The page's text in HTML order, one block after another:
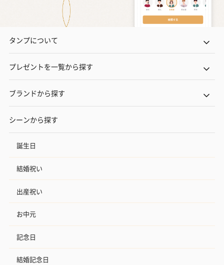
タンプについて
プレゼントを一覧から探す
ブランドから探す
シーンから探す
誕生日
結婚祝い
出産祝い
お中元
記念日
結婚記念日